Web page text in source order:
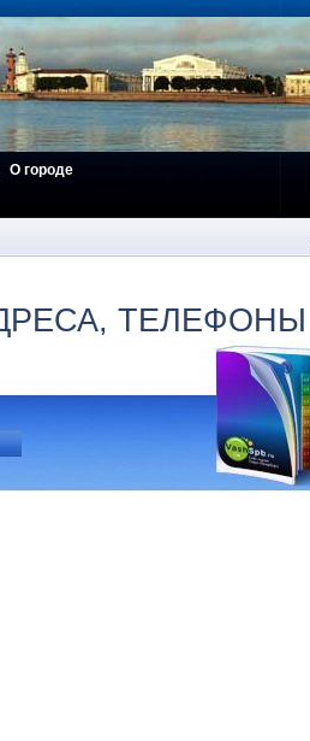
О городе
ТЕЛЕФОНЫ